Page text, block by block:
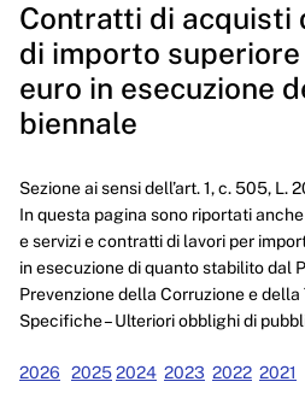
Personale
Bandi di concorso
Performance
Enti controllati
Attività e procedimenti
Provvedimenti
Provvedimenti organi indirizzo
Provvedimenti dirigenti
Contratti di acquisti
di importo superiore
euro in esecuzione
biennale
Sezione ai sensi dell’art. 1, c. 505, L.
In questa pagina sono riportati
e servizi e contratti di lavori per
in esecuzione di quanto stabilito dal
Prevenzione della Corruzione e
Specifiche – Ulteriori obblighi di
2026 20252024 2023 2022 2021